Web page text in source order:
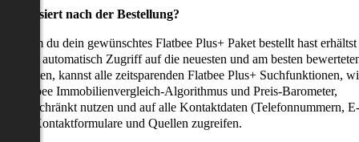
passiert nach der Bestellung?
du dein gewünschtes Flatbee Plus+ Paket bestellt hast erhältst
sofort automatisch Zugriff auf die neuesten und am besten
kannst alle zeitsparenden Flatbee Plus+ Suchfunktionen,
Flatbee Immobilienvergleich-Algorithmus und Preis-Barometer,
nutzen und auf alle Kontaktdaten (Telefonnummern, E-
Kontaktformulare und Quellen zugreifen.